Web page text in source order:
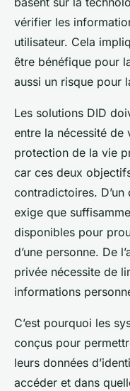
vérifier les
utilisateur. Cela
être bénéfique pour
aussi un risque pour
Les solutions DID
entre la nécessité de
protection de la vie
car ces deux
contradictoires.
exige que
disponibles pour
d’une personne. De
privée nécessite de
informations
C’est pourquoi les
conçus pour
leurs données
accéder et dans